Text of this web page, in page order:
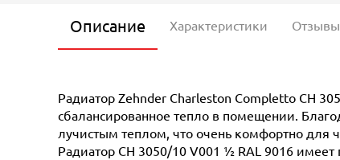
Описание Характеристики Отзывы
Радиатор Zehnder Charleston Completto CH
сбалансированное тепло в помещении.
лучистым теплом, что очень комфортно для
Радиатор CH 3050/10 V001 ½ RAL 9016